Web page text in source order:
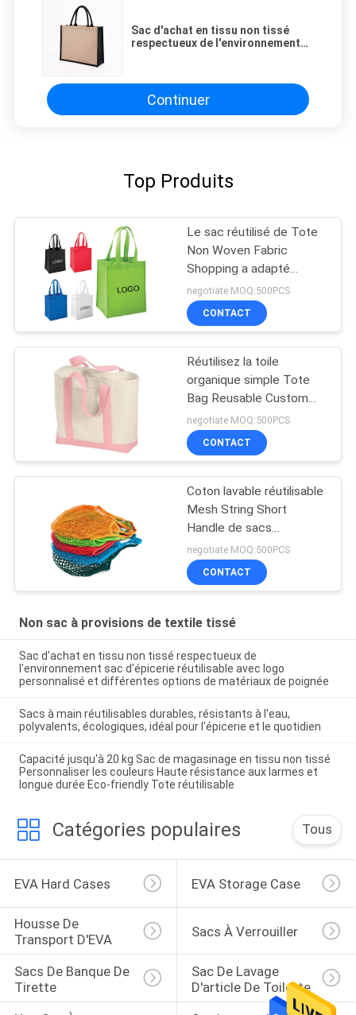
Sac d'achat en tissu non tissé
respectueux de l'environnement
options de matériaux de poignée
Continuer
Top Produits
Le sac réutilisé de Tote
Non Woven Fabric
Shopping a adapté
réutilisable aux besoins
du client avec le logo
negotiate MOQ:500PCS
CONTACT
Réutilisez la toile
organique simple Tote
Bag Reusable Custom
Printed de coton avec le
logo
negotiate MOQ:500PCS
CONTACT
Coton lavable réutilisable
Mesh String Short
Handle de sacs
d'épicerie de légume
fruit
negotiate MOQ:500PCS
CONTACT
Non sac à provisions de textile tissé
Sac d'achat en tissu non tissé respectueux de
l'environnement sac d'épicerie réutilisable avec logo
personnalisé et différentes options de matériaux de poignée
Sacs à main réutilisables durables, résistants à l'eau,
polyvalents, écologiques, idéal pour l'épicerie et le quotidien
Capacité jusqu'à 20 kg Sac de magasinage en tissu non tissé
Personnaliser les couleurs Haute résistance aux larmes et
longue durée Eco-friendly Tote réutilisable
Catégories populaires Tous
EVA Hard Cases EVA Storage Case
Housse De
Transport D'EVA
Sacs À Verrouiller
Sacs De Banque De
Tirette
Sac De Lavage
D'article De Toilette